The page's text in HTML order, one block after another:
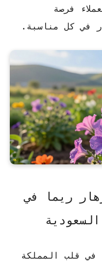
فرصة
في كل مناسبة.
ريما في
في قلب المملكة